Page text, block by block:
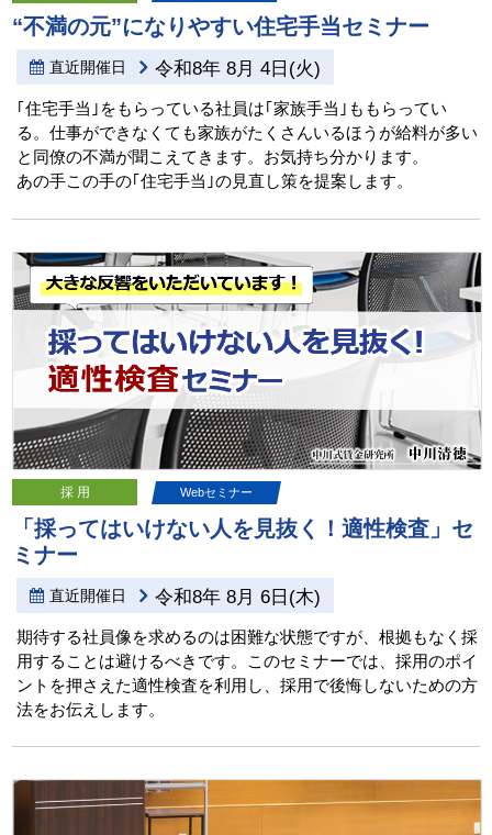
“不満の元”になりやすい住宅手当セミナー
直近開催日 令和8年 8月 4日(火)
｢住宅手当｣をもらっている社員は｢家族手当｣ももらってい
る。仕事ができなくても家族がたくさんいるほうが給料が多い
と同僚の不満が聞こえてきます。お気持ち分かります。
あの手この手の｢住宅手当｣の見直し策を提案します。
採 用 Webセミナー
「採ってはいけない人を見抜く！適性検査」セ
ミナー
直近開催日 令和8年 8月 6日(木)
期待する社員像を求めるのは困難な状態ですが、根拠もなく採
用することは避けるべきです。このセミナーでは、採用のポイ
ントを押さえた適性検査を利用し、採用で後悔しないための方
法をお伝えします。